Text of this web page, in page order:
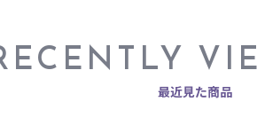
最近見た商品